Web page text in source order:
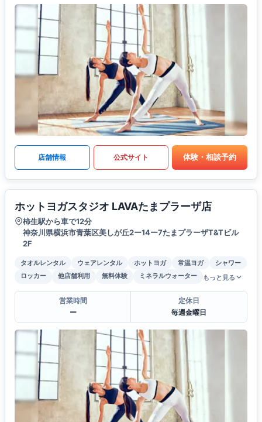
店舗情報 公式サイト 体験・相談予約
ホットヨガスタジオ LAVAたまプラーザ店
柿生駅から車で12分
神奈川県横浜市青葉区美しが丘2ー14ー7たまプラーザT&Tビル
2F
タオルレンタル ウェアレンタル ホットヨガ 常温ヨガ
シャワー
ロッカー
他店舗利用 無料体験 ミネラルウォーター もっと見る
営業時間
ー
定休日
毎週金曜日